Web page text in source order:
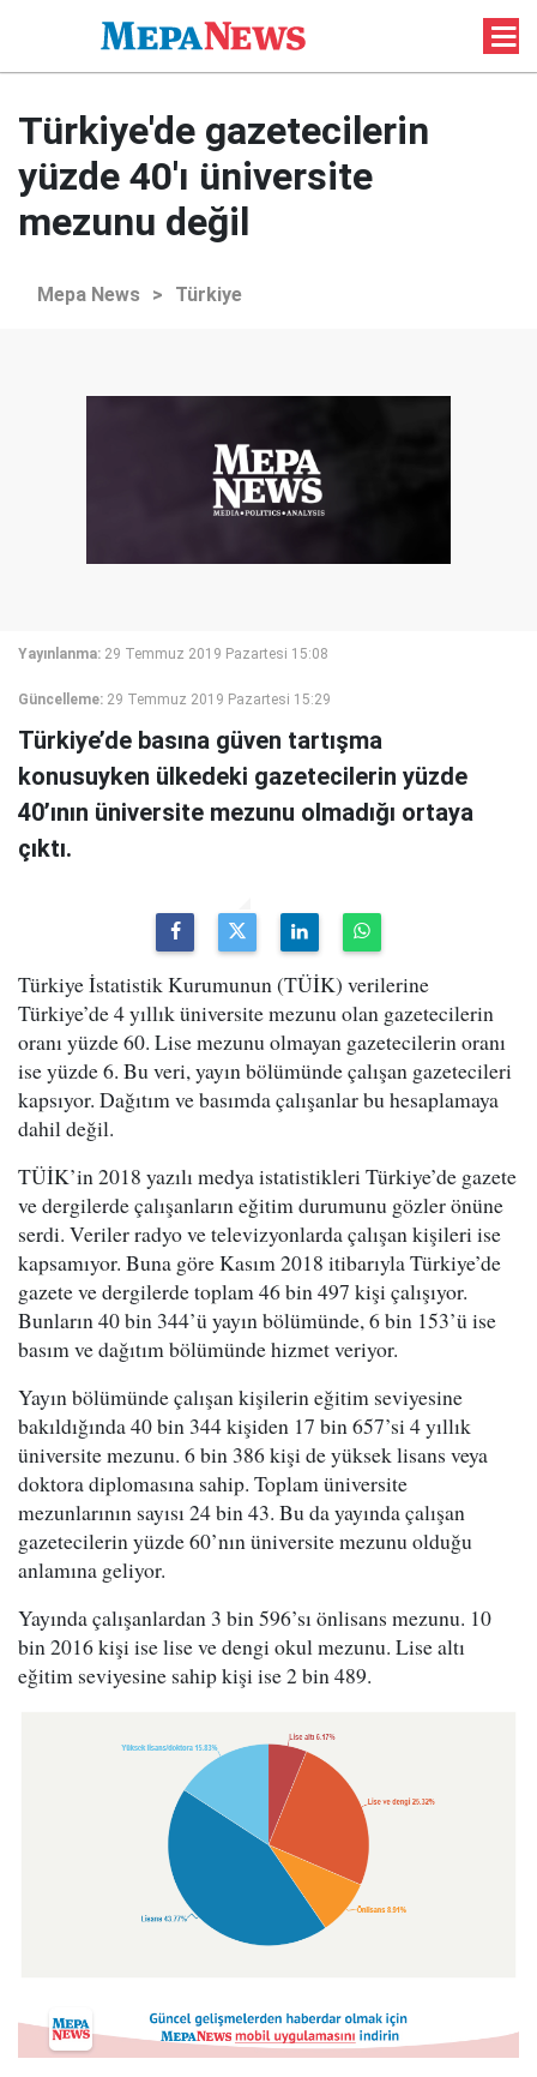
Türkiye'de gazetecilerin
yüzde 40'ı üniversite
mezunu değil
Mepa News > Türkiye
Yayınlanma: 29 Temmuz 2019 Pazartesi 15:08
Güncelleme: 29 Temmuz 2019 Pazartesi 15:29
Türkiye’de basına güven tartışma
konusuyken ülkedeki gazetecilerin yüzde
40’ının üniversite mezunu olmadığı ortaya
çıktı.
Türkiye İstatistik Kurumunun (TÜİK) verilerine
Türkiye’de 4 yıllık üniversite mezunu olan gazetecilerin
oranı yüzde 60. Lise mezunu olmayan gazetecilerin oranı
ise yüzde 6. Bu veri, yayın bölümünde çalışan gazetecileri
kapsıyor. Dağıtım ve basımda çalışanlar bu hesaplamaya
dahil değil.
TÜİK’in 2018 yazılı medya istatistikleri Türkiye’de gazete
ve dergilerde çalışanların eğitim durumunu gözler önüne
serdi. Veriler radyo ve televizyonlarda çalışan kişileri ise
kapsamıyor. Buna göre Kasım 2018 itibarıyla Türkiye’de
gazete ve dergilerde toplam 46 bin 497 kişi çalışıyor.
Bunların 40 bin 344’ü yayın bölümünde, 6 bin 153’ü ise
basım ve dağıtım bölümünde hizmet veriyor.
Yayın bölümünde çalışan kişilerin eğitim seviyesine
bakıldığında 40 bin 344 kişiden 17 bin 657’si 4 yıllık
üniversite mezunu. 6 bin 386 kişi de yüksek lisans veya
doktora diplomasına sahip. Toplam üniversite
mezunlarının sayısı 24 bin 43. Bu da yayında çalışan
gazetecilerin yüzde 60’nın üniversite mezunu olduğu
anlamına geliyor.
Yayında çalışanlardan 3 bin 596’sı önlisans mezunu. 10
bin 2016 kişi ise lise ve dengi okul mezunu. Lise altı
eğitim seviyesine sahip kişi ise 2 bin 489.